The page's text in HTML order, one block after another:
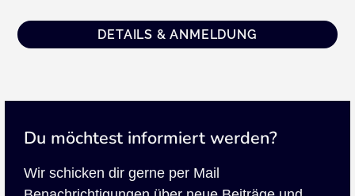
DETAILS & ANMELDUNG
Du möchtest informiert werden?
Wir schicken dir gerne per Mail